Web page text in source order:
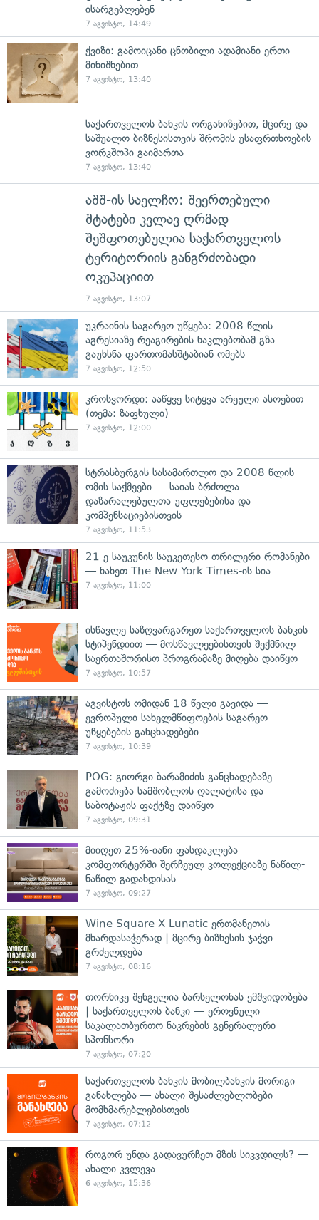
ისარგებლებენ
7 აგვისტო, 14:49
ქვიზი: გამოიცანი ცნობილი ადამიანი ერთი
მინიშნებით
7 აგვისტო, 13:40
საქართველოს ბანკის ორგანიზებით, მცირე და
საშუალო ბიზნესისთვის შრომის უსაფრთხოების
ვორკშოპი გაიმართა
7 აგვისტო, 13:40
აშშ-ის საელჩო: შეერთებული
შტატები კვლავ ღრმად
შეშფოთებულია საქართველოს
ტერიტორიის განგრძობადი
ოკუპაციით
7 აგვისტო, 13:07
უკრაინის საგარეო უწყება: 2008 წლის
აგრესიაზე რეაგირების ნაკლებობამ გზა
გაუხსნა ფართომასშტაბიან ომებს
7 აგვისტო, 12:50
კროსვორდი: ააწყვე სიტყვა არეული ასოებით
(თემა: ზაფხული)
7 აგვისტო, 12:00
სტრასბურგის სასამართლო და 2008 წლის
ომის საქმეები — საიას ბრძოლა
დაზარალებულთა უფლებებისა და
კომპენსაციებისთვის
7 აგვისტო, 11:53
21-ე საუკუნის საუკეთესო თრილერი რომანები
— ნახეთ The New York Times-ის სია
7 აგვისტო, 11:00
ისწავლე საზღვარგარეთ საქართველოს ბანკის
სტიპენდიით — მოსწავლეებისთვის შექმნილ
საერთაშორისო პროგრამაზე მიღება დაიწყო
7 აგვისტო, 10:57
აგვისტოს ომიდან 18 წელი გავიდა —
ევროპული სახელმწიფოების საგარეო
უწყებების განცხადებები
7 აგვისტო, 10:39
POG: გიორგი ბარამიძის განცხადებაზე
გამოძიება სამშობლოს ღალატისა და
საბოტაჟის ფაქტზე დაიწყო
7 აგვისტო, 09:31
მიიღეთ 25%-იანი ფასდაკლება
კომფორტერში შერჩეულ კოლექციაზე ნაწილ-
ნაწილ გადახდისას
7 აგვისტო, 09:27
Wine Square X Lunatic ერთმანეთის
მხარდასაჭერად | მცირე ბიზნესის ჯაჭვი
გრძელდება
7 აგვისტო, 08:16
თორნიკე შენგელია ბარსელონას ემშვიდობება
| საქართველოს ბანკი — ეროვნული
საკალათბურთო ნაკრების გენერალური
სპონსორი
7 აგვისტო, 07:20
საქართველოს ბანკის მობილბანკის მორიგი
განახლება — ახალი შესაძლებლობები
მომხმარებლებისთვის
7 აგვისტო, 07:12
როგორ უნდა გადავურჩეთ მზის სიკვდილს? —
ახალი კვლევა
6 აგვისტო, 15:36